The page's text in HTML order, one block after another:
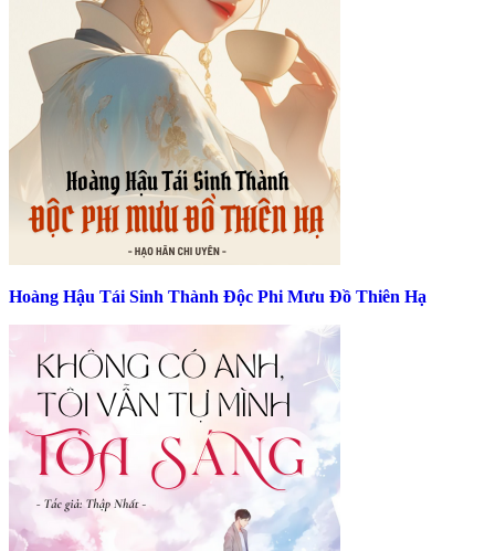
Hoàng Hậu Tái Sinh Thành Độc Phi Mưu Đồ Thiên Hạ